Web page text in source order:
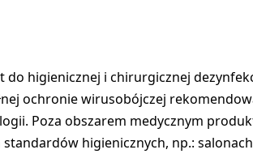
do higienicznej i chirurgicznej
ochronie wirusobójczej
Poza obszarem medycznym
higienicznych, np.: